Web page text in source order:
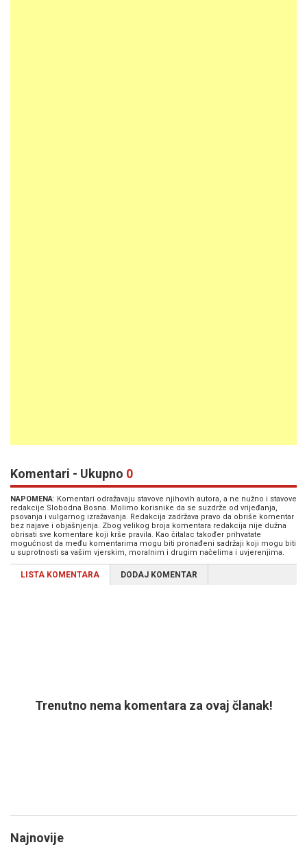
Komentari - Ukupno 0
NAPOMENA: Komentari odražavaju stavove njihovih autora, a ne nužno i stavove
redakcije Slobodna Bosna. Molimo korisnike da se suzdrže od vrijeđanja,
psovanja i vulgarnog izražavanja. Redakcija zadržava pravo da obriše komentar
bez najave i objašnjenja. Zbog velikog broja komentara redakcija nije dužna
obrisati sve komentare koji krše pravila. Kao čitalac također prihvatate
mogućnost da među komentarima mogu biti pronađeni sadržaji koji mogu biti
u suprotnosti sa vašim vjerskim, moralnim i drugim načelima i uvjerenjima.
LISTA KOMENTARA DODAJ KOMENTAR
Trenutno nema komentara za ovaj članak!
Najnovije